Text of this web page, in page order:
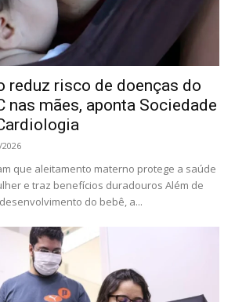
reduz risco de doenças do
nas mães, aponta Sociedade
que aleitamento materno protege a saúde
e traz benefícios duradouros Além de
do bebê, a...